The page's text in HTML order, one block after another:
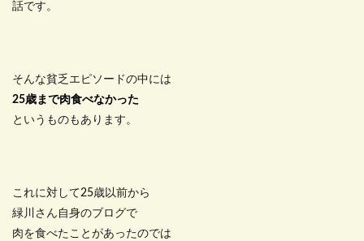
話です。
そんな貧乏エピソードの中には
25歳まで肉食べなかった
というものもあります。
これに対して25歳以前から
緑川さん自身のブログで
肉を食べたことがあったのでは